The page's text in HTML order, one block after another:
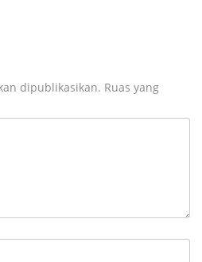
dipublikasikan. Ruas yang